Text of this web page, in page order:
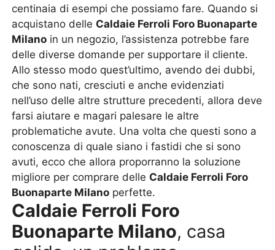
centinaia di esempi che possiamo fare. Quando si
acquistano delle Caldaie Ferroli Foro Buonaparte
Milano in un negozio, l’assistenza potrebbe fare
delle diverse domande per supportare il cliente.
Allo stesso modo quest’ultimo, avendo dei dubbi,
che sono nati, cresciuti e anche evidenziati
nell’uso delle altre strutture precedenti, allora deve
farsi aiutare e magari palesare le altre
problematiche avute. Una volta che questi sono a
conoscenza di quale siano i fastidi che si sono
avuti, ecco che allora proporranno la soluzione
migliore per comprare delle Caldaie Ferroli Foro
Buonaparte Milano perfette.
Caldaie Ferroli Foro
Buonaparte Milano, casa